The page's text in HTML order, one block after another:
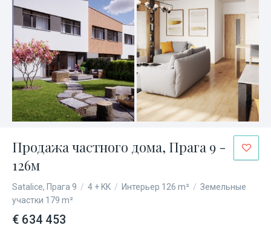
Продажа частного дома, Прага 9 -
126м
Satalice, Прага 9 / 4 + KK / Интерьер 126 m² / Земельные
участки 179 m²
€ 634 453